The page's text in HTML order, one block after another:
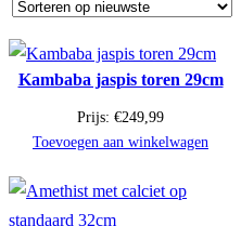
Kambaba jaspis toren 29cm
Prijs: €249,99
Toevoegen aan winkelwagen